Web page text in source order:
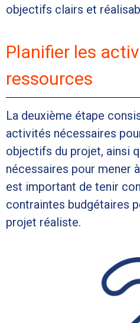
objectifs clairs et
Planifier les
ressources
La deuxième étape
activités nécessaires
objectifs du projet, ainsi
nécessaires pour mener
est important de tenir
contraintes budgétaires
projet réaliste.